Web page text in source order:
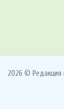
2026 © Редакция